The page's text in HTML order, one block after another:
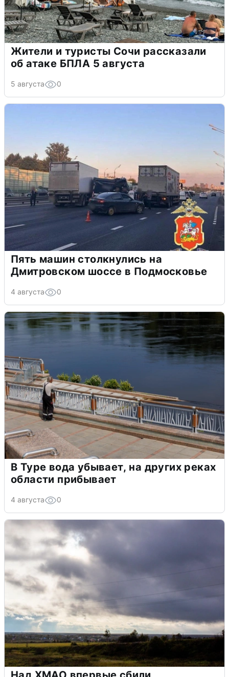
Жители и туристы Сочи рассказали
об атаке БПЛА 5 августа
5 августа 0
Пять машин столкнулись на
Дмитровском шоссе в Подмосковье
4 августа 0
В Туре вода убывает, на других реках
области прибывает
4 августа 0